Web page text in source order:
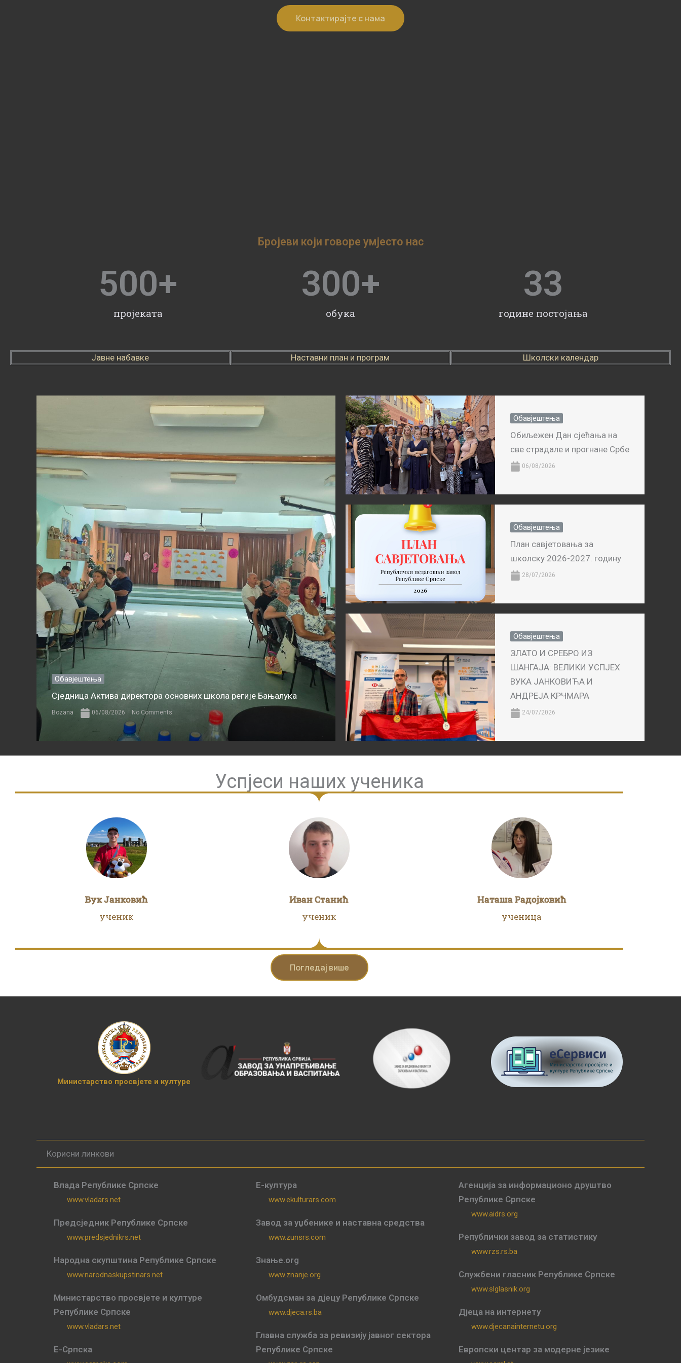
Контактирајте с нама
Бројеви који говоре умјесто нас
пројеката
500+
обука
300+
године постојања
33
Јавне набавке Наставни план и програм Школски календар
Обавјештења
Сједница Актива директора основних школа регије Бањалука
Bozana 06/08/2026 No Comments
Обавјештења
Обиљежен Дан сјећања на
све страдале и прогнане Србе
06/08/2026
Обавјештења
План савјетовања за
школску 2026-2027. годину
28/07/2026
Обавјештења
ЗЛАТО И СРЕБРО ИЗ
ШАНГАЈА: ВЕЛИКИ УСПЈЕХ
ВУКА ЈАНКОВИЋА И
АНДРЕЈА КРЧМАРА
24/07/2026
Успјеси наших ученика
Вук Јанковић
ученик
Иван Станић
ученик
Наташа Радојковић
ученица
Погледај више
Министарство просвјете и културе
Корисни линкови
Влада Републике Српске
www.vladars.net
Предсједник Републике Српске
www.predsjednikrs.net
Народна скупштина Републике Српске
www.narodnaskupstinars.net
Министарство просвјете и културе
Републике Српске
www.vladars.net
Е-Српска
Е-култура
www.ekulturars.com
Завод за уџбенике и наставна средства
www.zunsrs.com
Знање.org
www.znanje.org
Омбудсман за дјецу Републике Српске
www.djeca.rs.ba
Главна служба за ревизију јавног сектора
Републике Српске
Агенција за информационо друштво
Републике Српске
www.aidrs.org
Републички завод за статистику
www.rzs.rs.ba
Службени гласник Републике Српске
www.slglasnik.org
Дјеца на интернету
www.djecanainternetu.org
Европски центар за модерне језике